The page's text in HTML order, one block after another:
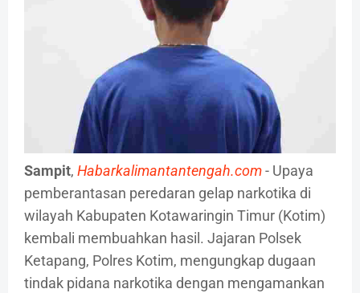
Sampit, Habarkalimantantengah.com- Upaya
pemberantasan peredaran gelap narkotika di
wilayah Kabupaten Kotawaringin Timur (Kotim)
kembali membuahkan hasil. Jajaran Polsek
Ketapang, Polres Kotim, mengungkap dugaan
tindak pidana narkotika dengan mengamankan